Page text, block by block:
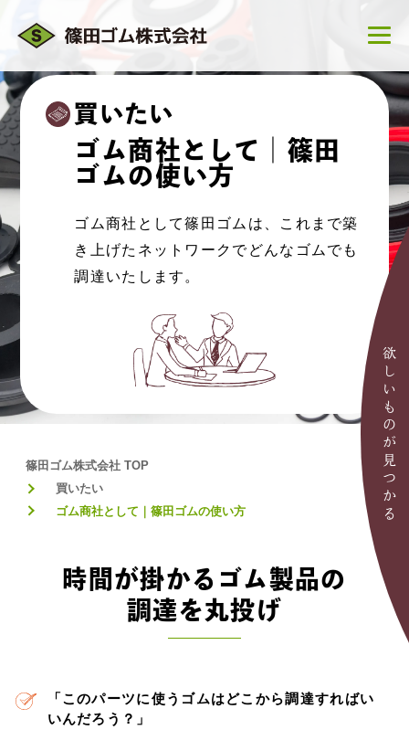
ゴム商社として｜篠田
ゴムの使い方
買いたい
ゴム商社として篠田ゴムは、これまで築
き上げたネットワークでどんなゴムでも
調達いたします。
欲しいものが見つかる
篠田ゴム株式会社 TOP
買いたい
ゴム商社として｜篠田ゴムの使い方
時間が掛かるゴム製品の
調達を丸投げ
「このパーツに使うゴムはどこから調達すればい
いんだろう？」